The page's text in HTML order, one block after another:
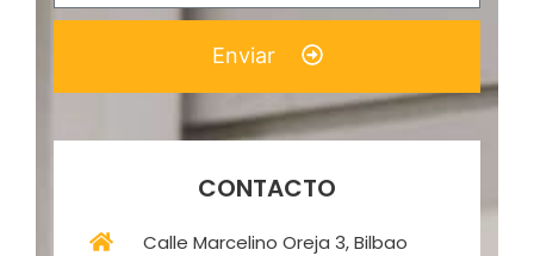
CONTACTO
Calle Marcelino Oreja 3, Bilbao
Enviar